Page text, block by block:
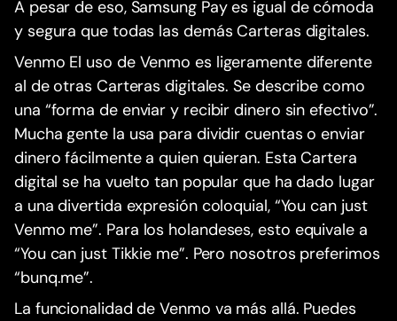
A pesar de eso, Samsung Pay es igual de cómoda
y segura que todas las demás Carteras digitales.
Venmo El uso de Venmo es ligeramente diferente
al de otras Carteras digitales. Se describe como
una “forma de enviar y recibir dinero sin efectivo”.
Mucha gente la usa para dividir cuentas o enviar
dinero fácilmente a quien quieran. Esta Cartera
digital se ha vuelto tan popular que ha dado lugar
a una divertida expresión coloquial, “You can just
Venmo me”. Para los holandeses, esto equivale a
“You can just Tikkie me”. Pero nosotros preferimos
“bunq.me”.
La funcionalidad de Venmo va más allá. Puedes